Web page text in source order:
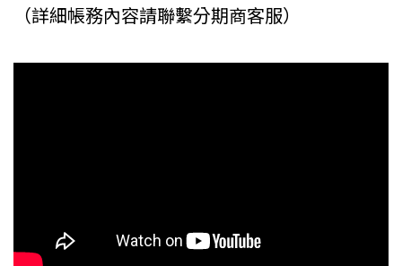
（詳細帳務內容請聯繫分期商客服）